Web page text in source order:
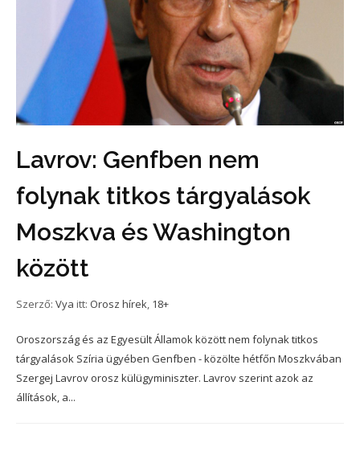
Lavrov: Genfben nem
folynak titkos tárgyalások
Moszkva és Washington
között
Szerző: Vya itt: Orosz hírek, 18+
Oroszország és az Egyesült Államok között nem folynak titkos
tárgyalások Szíria ügyében Genfben - közölte hétfőn Moszkvában
Szergej Lavrov orosz külügyminiszter. Lavrov szerint azok az
állítások, a...